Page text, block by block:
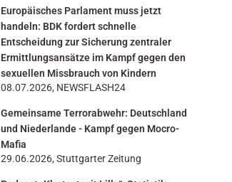
Europäisches Parlament muss jetzt
handeln: BDK fordert schnelle
Entscheidung zur Sicherung zentraler
Ermittlungsansätze im Kampf gegen den
sexuellen Missbrauch von Kindern
08.07.2026, NEWSFLASH24
Gemeinsame Terrorabwehr: Deutschland
und Niederlande - Kampf gegen Mocro-
Mafia
29.06.2026, Stuttgarter Zeitung